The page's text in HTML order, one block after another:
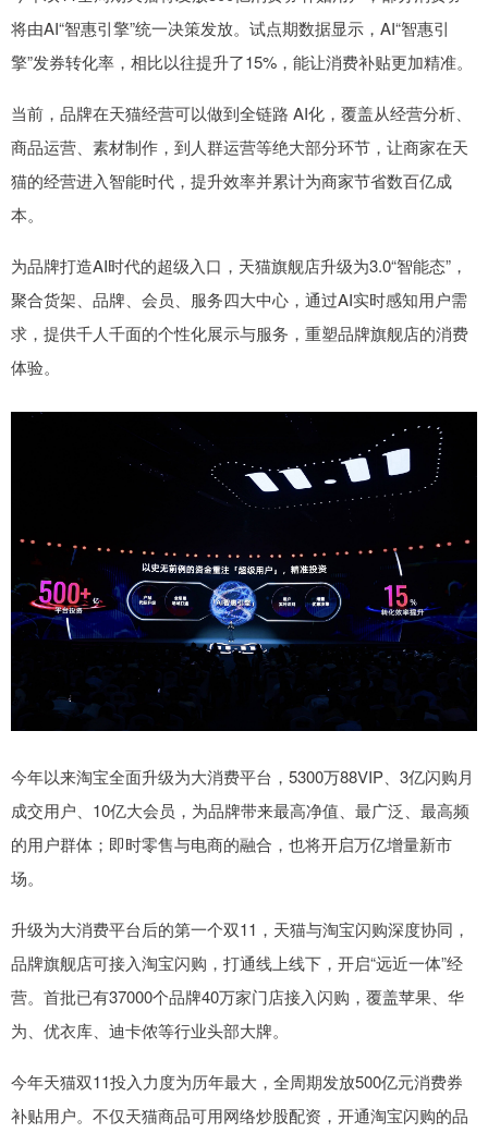
将由AI“智惠引擎”统一决策发放。试点期数据显示，AI“智惠引
擎”发券转化率，相比以往提升了15%，能让消费补贴更加精准。
当前，品牌在天猫经营可以做到全链路 AI化，覆盖从经营分析、
商品运营、素材制作，到人群运营等绝大部分环节，让商家在天
猫的经营进入智能时代，提升效率并累计为商家节省数百亿成
本。
为品牌打造AI时代的超级入口，天猫旗舰店升级为3.0“智能态”，
聚合货架、品牌、会员、服务四大中心，通过AI实时感知用户需
求，提供千人千面的个性化展示与服务，重塑品牌旗舰店的消费
体验。
今年以来淘宝全面升级为大消费平台，5300万88VIP、3亿闪购月
成交用户、10亿大会员，为品牌带来最高净值、最广泛、最高频
的用户群体；即时零售与电商的融合，也将开启万亿增量新市
场。
升级为大消费平台后的第一个双11，天猫与淘宝闪购深度协同，
品牌旗舰店可接入淘宝闪购，打通线上线下，开启“远近一体”经
营。首批已有37000个品牌40万家门店接入闪购，覆盖苹果、华
为、优衣库、迪卡侬等行业头部大牌。
今年天猫双11投入力度为历年最大，全周期发放500亿元消费券
补贴用户。不仅天猫商品可用网络炒股配资，开通淘宝闪购的品